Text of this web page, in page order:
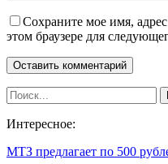
Сохраните мое имя,
этом браузере для
Интересное:
МТЗ предлагает по 500